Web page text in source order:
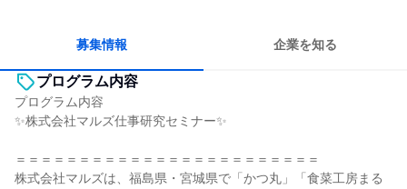
募集情報 企業を知る
プログラム内容
プログラム内容
✨株式会社マルズ仕事研究セミナー✨
＝＝＝＝＝＝＝＝＝＝＝＝＝＝＝＝＝＝＝＝＝＝＝＝
株式会社マルズは、福島県・宮城県で「かつ丸」「食菜工房まる